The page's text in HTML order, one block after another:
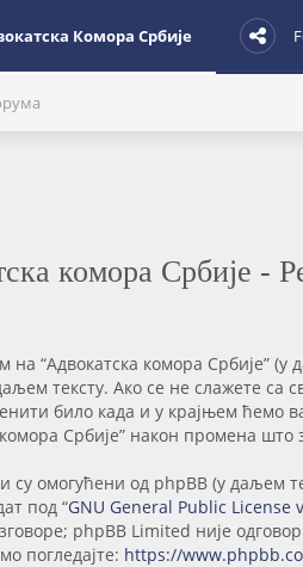
Комора Србије
комора Србије -
“Адвокатска комора Србије” (у
тексту. Ако се не слажете са
било када и у крајњем ћемо
комора Србије” након промена
омогућени од phpBB (у даљем
под “GNU General Public License
phpBB Limited није
погледајте: https://